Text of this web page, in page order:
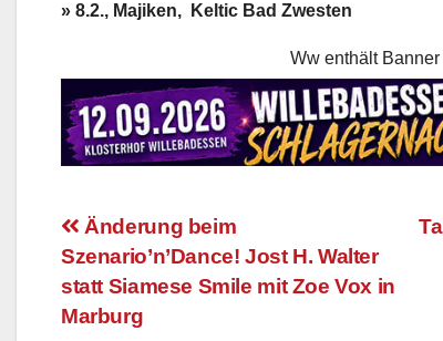
» 8.2., Majiken, Keltic Bad Zwesten
Ww enthält
Beitragsnavigation
Änderung beim
Szenario’n’Dance! Jost H. Walter
statt Siamese Smile mit Zoe Vox in
Marburg